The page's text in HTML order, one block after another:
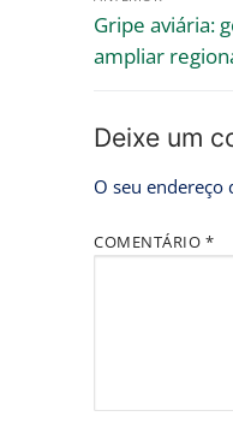
Gripe aviária:
ampliar
Deixe um
O seu endereço
COMENTÁRIO *